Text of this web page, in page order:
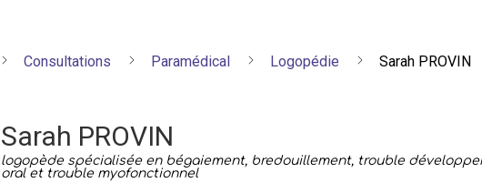
Consultations Paramédical Logopédie Sarah PROVIN
Sarah PROVIN
logopède spécialisée en bégaiement, bredouillement, trouble
oral et trouble myofonctionnel